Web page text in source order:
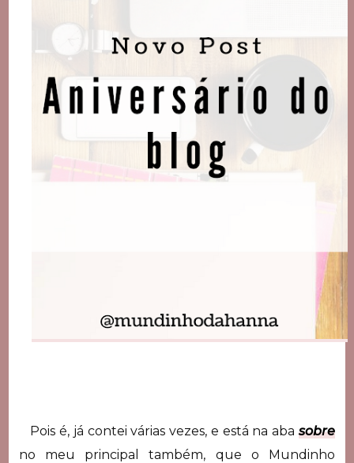
Pois é, já contei várias vezes, e está na abasobre
no meu principal também, que o Mundinho